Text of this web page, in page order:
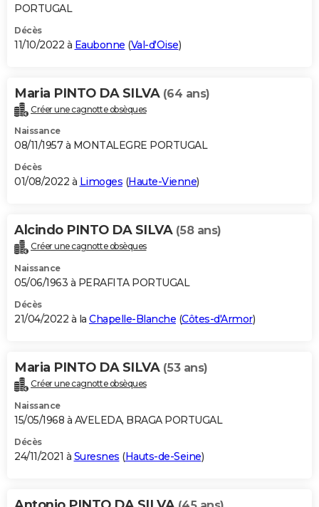
PORTUGAL
Décès
11/10/2022 à Eaubonne (Val-d'Oise)
Maria PINTO DA SILVA (64 ans)
Créer une cagnotte obsèques
Naissance
08/11/1957 à MONTALEGRE PORTUGAL
Décès
01/08/2022 à Limoges (Haute-Vienne)
Alcindo PINTO DA SILVA (58 ans)
Créer une cagnotte obsèques
Naissance
05/06/1963 à PERAFITA PORTUGAL
Décès
21/04/2022 à la Chapelle-Blanche (Côtes-d'Armor)
Maria PINTO DA SILVA (53 ans)
Créer une cagnotte obsèques
Naissance
15/05/1968 à AVELEDA, BRAGA PORTUGAL
Décès
24/11/2021 à Suresnes (Hauts-de-Seine)